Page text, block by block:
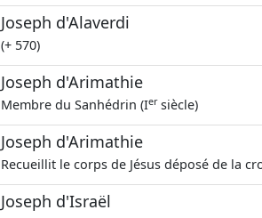
Joseph d'Alaverdi
(+ 570)
Joseph d'Arimathie
Membre du Sanhédrin (Iersiècle)
Joseph d'Arimathie
Recueillit le corps de Jésus déposé de la
Joseph d'Israël